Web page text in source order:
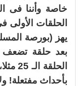
خاصة وأننا فى
الحلقات
يهز (بورصة
بعد حلقة
بأحداث مفتعلة!